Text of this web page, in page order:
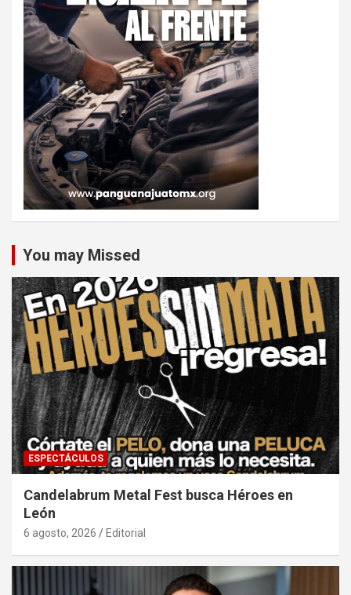
You may Missed
ESPECTÁCULOS
Candelabrum Metal Fest busca Héroes en
León
6 agosto, 2026 Editorial